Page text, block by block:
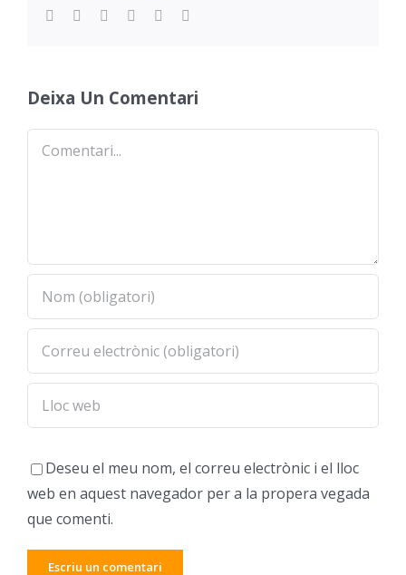
Facebook
TwitterReddit LinkedInWhatsApp
Deixa Un Comentari
Comentari
Deseu el meu nom, el correu electrònic i el lloc
web en aquest navegador per a la propera vegada
que comenti.